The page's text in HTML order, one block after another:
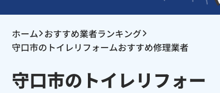
ホーム おすすめ業者ランキング
守口市のトイレリフォームおすすめ修理業者
守口市のトイレリフォー